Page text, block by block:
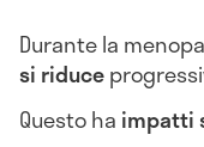
Durante la
si riduce
Questo ha impatti